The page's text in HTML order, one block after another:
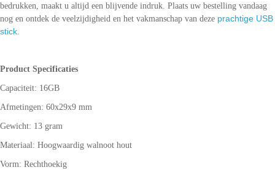
bedrukken, maakt u altijd een blijvende indruk. Plaats uw bestelling vandaag
nog en ontdek de veelzijdigheid en het vakmanschap van deze prachtige USB
stick.
Product Specificaties
Capaciteit: 16GB
Afmetingen: 60x29x9 mm
Gewicht: 13 gram
Materiaal: Hoogwaardig walnoot hout
Vorm: Rechthoekig